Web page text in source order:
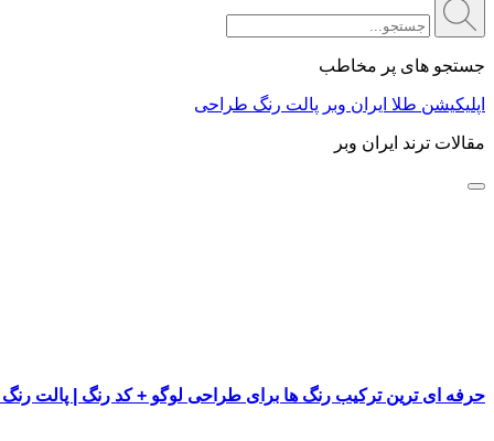
جستجو های پر مخاطب
اپلیکیشن طلا ایران وبر پالت رنگ طراحی
مقالات ترند ایران وبر
حرفه ای ترین ترکیب رنگ ها برای طراحی لوگو + کد رنگ | پالت